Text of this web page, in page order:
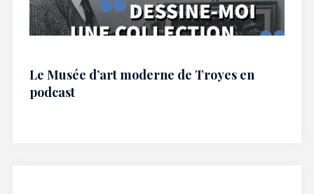
Le Musée d’art moderne de Troyes en
podcast